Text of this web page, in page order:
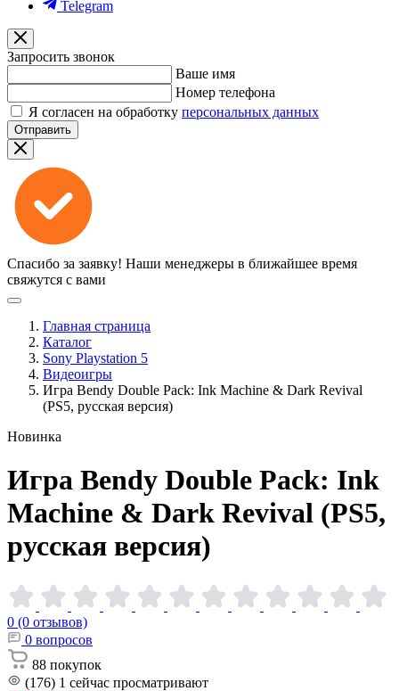
Telegram
Запросить звонок
Ваше имя
Номер телефона
Я согласен на обработку персональных данных
Отправить
Спасибо за заявку! Наши менеджеры в ближайшее время
свяжутся с вами
Главная страница
Каталог
Sony Playstation 5
Видеоигры
Игра Bendy Double Pack: Ink Machine & Dark Revival
(PS5, русская версия)
Новинка
Игра Bendy Double Pack: Ink
Machine & Dark Revival (PS5,
русская версия)
0 (0 отзывов)
0 вопросов
88 покупок
(176) 1 сейчас просматривают